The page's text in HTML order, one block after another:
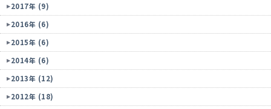
2017年 (9)
2016年 (6)
2015年 (6)
2014年 (6)
2013年 (12)
2012年 (18)